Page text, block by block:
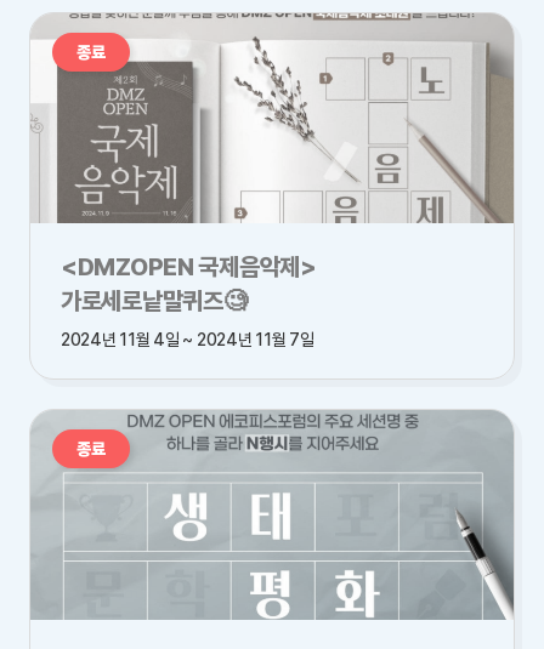
종료
<DMZOPEN 국제음악제>
가로세로낱말퀴즈🧐
2024년 11월 4일 ~ 2024년 11월 7일
종료